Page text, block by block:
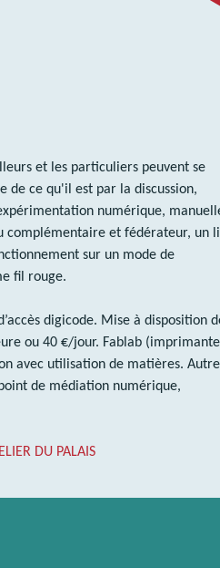
et les particuliers peuvent se
de ce qu'il est par la discussion,
numérique,
complémentaire et fédérateur, un
sur un mode de
fil rouge.
digicode. Mise à disposition
ou 40 €/jour. Fablab
avec utilisation de matières.
de médiation numérique,
DU PALAIS